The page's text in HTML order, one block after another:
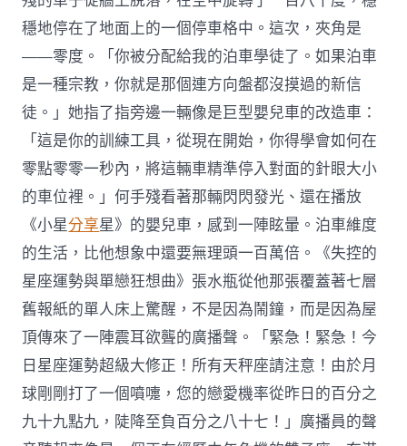
穩地停在了地面上的一個停車格中。這次，夾角是
——零度。「你被分配給我的泊車學徒了。如果泊車
是一種宗教，你就是那個連方向盤都沒摸過的新信
徒。」她指了指旁邊一輛像是巨型嬰兒車的改造車：
「這是你的訓練工具，從現在開始，你得學會如何在
零點零零一秒內，將這輛車精準停入對面的針眼大小
的車位裡。」何手殘看著那輛閃閃發光、還在播放
《小星分享星》的嬰兒車，感到一陣眩暈。泊車維度
的生活，比他想象中還要無理頭一百萬倍。《失控的
星座運勢與單戀狂想曲》張水瓶從他那張覆蓋著七層
舊報紙的單人床上驚醒，不是因為鬧鐘，而是因為屋
頂傳來了一陣震耳欲聾的廣播聲。「緊急！緊急！今
日星座運勢超級大修正！所有天秤座請注意！由於月
球剛剛打了一個噴嚏，您的戀愛機率從昨日的百分之
九十九點九，陡降至負百分之八十七！」廣播員的聲